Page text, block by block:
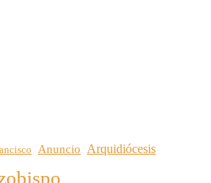
Anuncio Arquidiócesis